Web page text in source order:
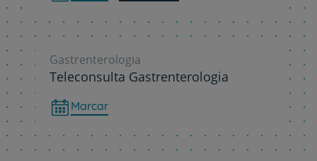
Gastrenterologia
Teleconsulta Gastrenterologia
Marcar